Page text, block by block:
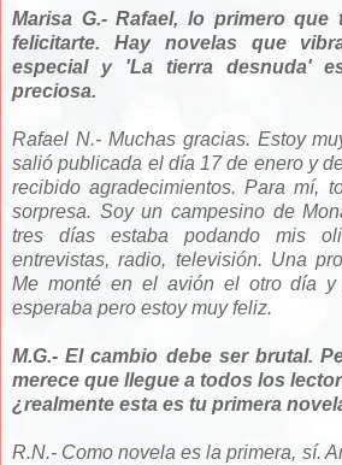
Marisa G.- Rafael, lo primero que
felicitarte. Hay novelas que
especial y 'La tierra desnuda'
preciosa.
Rafael N.- Muchas gracias. Estoy
salió publicada el día 17 de enero y
recibido agradecimientos. Para mí,
sorpresa. Soy un campesino de
tres días estaba podando mis
entrevistas, radio, televisión. Una
Me monté en el avión el otro día
esperaba pero estoy muy feliz.
M.G.- El cambio debe ser brutal.
merece que llegue a todos los
¿realmente esta es tu primera
R.N.- Como novela es la primera, sí.